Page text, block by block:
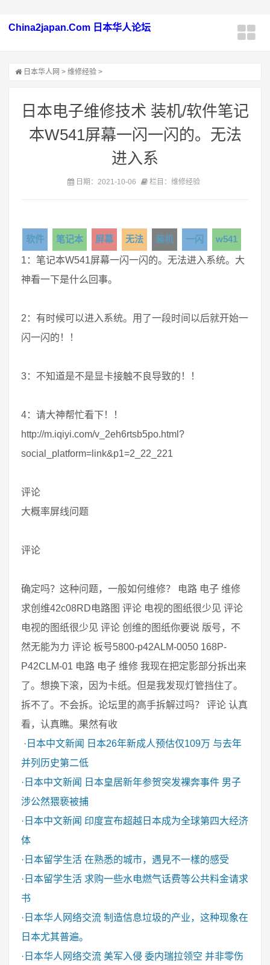
China2japan.Com 日本华人论坛
日本华人网 > 维修经验 >
日本电子维修技术 装机/软件笔记
本W541屏幕一闪一闪的。无法
进入系
日期：2021-10-06 栏目：维修经验
软件 笔记本 屏幕 无法 装机 一闪 w541
1：笔记本W541屏幕一闪一闪的。无法进入系统。大
神看一下是什么回事。
2：有时候可以进入系统。用了一段时间以后就开始一
闪一闪的！！
3：不知道是不是显卡接触不良导致的！！
4：请大神帮忙看下！！
http://m.iqiyi.com/v_2eh6rtsb5po.html?
social_platform=link&p1=2_22_221
评论
大概率屏线问题
评论
确定吗？这种问题，一般如何维修？ 电路 电子 维修
求创维42c08RD电路图 评论 电视的图纸很少见 评论
电视的图纸很少见 评论 创维的图纸你要说 版号，不
然无能为力 评论 板号5800-p42ALM-0050 168P-
P42CLM-01 电路 电子 维修 我现在把定影部分拆出来
了。想换下滚，因为卡纸。但是我发现灯管挡住了。
拆不了。不会拆。论坛里的高手拆解过吗？ 评论 认真
看，认真瞧。果然有收
· 日本中文新闻
日本26年新成人预估仅109万 与去年
并列历史第二低
· 日本中文新闻
日本皇居新年参贺突发裸奔事件 男子
涉公然猥亵被捕
· 日本中文新闻 印度宣布超越日本成为全球第四大经济
体
· 日本留学生活 在熟悉的城市，遇見不一樣的感受
· 日本留学生活 求购一些水电燃气话费等公共料金请求
书
· 日本华人网络交流 制造信息垃圾的产业，这种现象在
日本尤其普遍。
· 日本华人网络交流 美军入侵 委内瑞拉领空 并非零伤